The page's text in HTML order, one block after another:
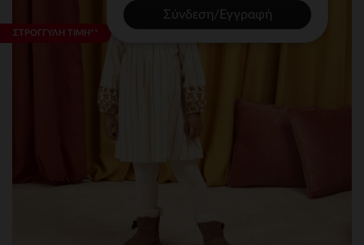
Σύνδεση/Εγγραφή
ΣΤΡΟΓΓΥΛΗ ΤΙΜΗ**